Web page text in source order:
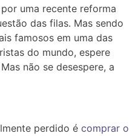
uma recente reforma
das filas. Mas sendo
famosos em uma das
do mundo, espere
não se desespere, a
perdido é comprar o